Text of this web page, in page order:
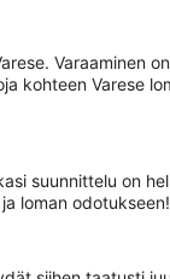
Varaaminen
kohteen Varese
suunnittelu on
loman odotukseen!